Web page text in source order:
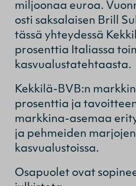
miljoonaa euroa.
osti saksalaisen Brill
tässä yhteydessä
prosenttia Italiassa
kasvualustatehtaasta.
Kekkilä-BVB:n
prosenttia ja
markkina-asemaa
ja pehmeiden
kasvualustoissa.
Osapuolet ovat